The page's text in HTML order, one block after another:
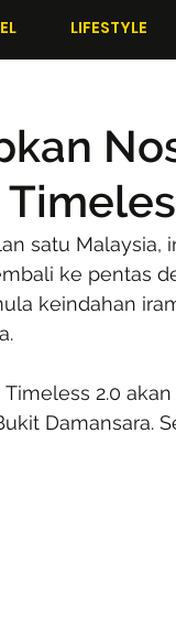
LIFESTYLE
satu Malaysia,
ke pentas
keindahan
Timeless 2.0
Damansara.